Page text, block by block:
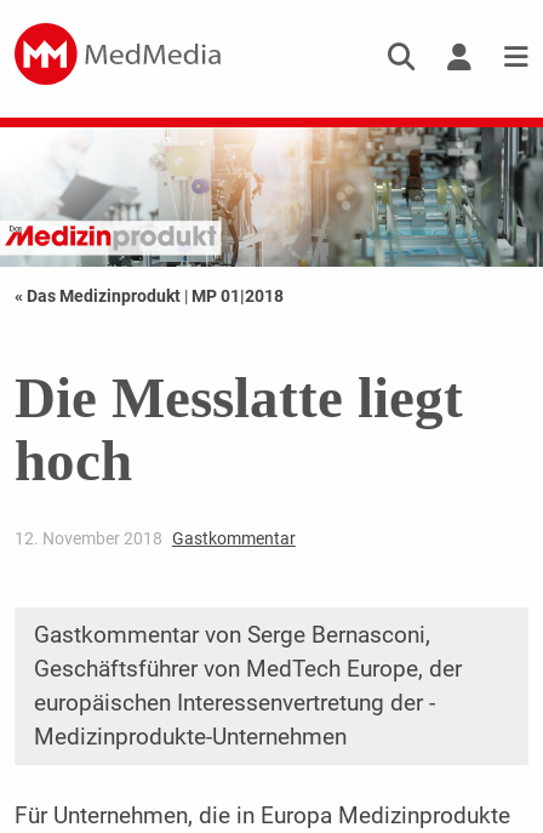
« Das Medizinprodukt | MP 01|2018
Die Messlatte liegt
hoch
12. November 2018 Gastkommentar
Gastkommentar von Serge Bernasconi,
Geschäftsführer von ­MedTech Europe, der
europäischen Interessenvertretung der ­
Medizinprodukte-Unternehmen
Für Unternehmen, die in Europa Medizinprodukte